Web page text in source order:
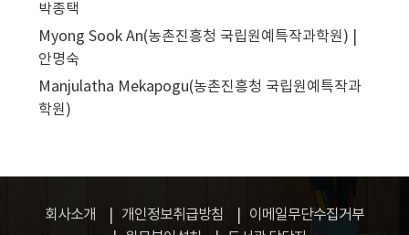
박종택
Myong Sook An(농촌진흥청 국립원예특작과학원) |
안명숙
Manjulatha Mekapogu(농촌진흥청 국립원예특작과
학원)
회사소개 개인정보취급방침
이메일무단수집거부